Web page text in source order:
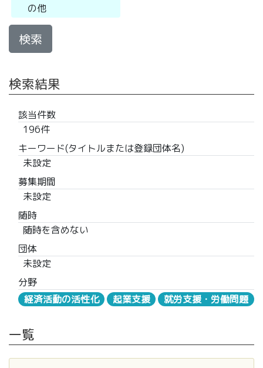
の他
検索
検索結果
該当件数
196件
キーワード(タイトルまたは登録団体名)
未設定
募集期間
未設定
随時
随時を含めない
団体
未設定
分野
経済活動の活性化
起業支援 就労支援・労働問題
一覧